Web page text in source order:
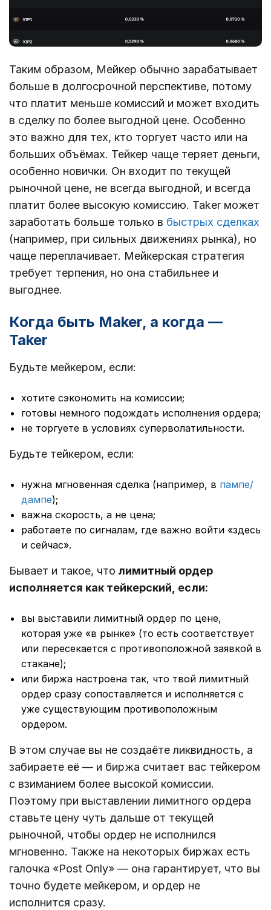
Таким образом, Мейкер обычно зарабатывает
больше в долгосрочной перспективе, потому
что платит меньше комиссий и может входить
в сделку по более выгодной цене. Особенно
это важно для тех, кто торгует часто или на
больших объёмах. Тейкер чаще теряет деньги,
особенно новички. Он входит по текущей
рыночной цене, не всегда выгодной, и всегда
платит более высокую комиссию. Taker может
заработать больше только в быстрых сделках
(например, при сильных движениях рынка), но
чаще переплачивает. Мейкерская стратегия
требует терпения, но она стабильнее и
выгоднее.
Когда быть Maker, а когда —
Taker
Будьте мейкером, если:
хотите сэкономить на комиссии;
готовы немного подождать исполнения ордера;
не торгуете в условиях суперволатильности.
Будьте тейкером, если:
нужна мгновенная сделка (например, в пампе/
дампе);
важна скорость, а не цена;
работаете по сигналам, где важно войти «здесь
и сейчас».
Бывает и такое, что лимитный ордер
исполняется как тейкерский, если:
вы выставили лимитный ордер по цене,
которая уже «в рынке» (то есть соответствует
или пересекается с противоположной заявкой в
стакане);
или биржа настроена так, что твой лимитный
ордер сразу сопоставляется и исполняется с
уже существующим противоположным
ордером.
В этом случае вы не создаёте ликвидность, а
забираете её — и биржа считает вас тейкером
с взиманием более высокой комиссии.
Поэтому при выставлении лимитного ордера
ставьте цену чуть дальше от текущей
рыночной, чтобы ордер не исполнился
мгновенно. Также на некоторых биржах есть
галочка «Post Only» — она гарантирует, что вы
точно будете мейкером, и ордер не
исполнится сразу.